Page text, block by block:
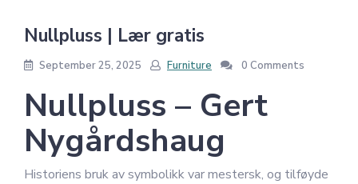
Nullpluss | Lær gratis
September 25, 2025 Furniture 0 Comments
Nullpluss – Gert
Nygårdshaug
Historiens bruk av symbolikk var mestersk, og tilføyde